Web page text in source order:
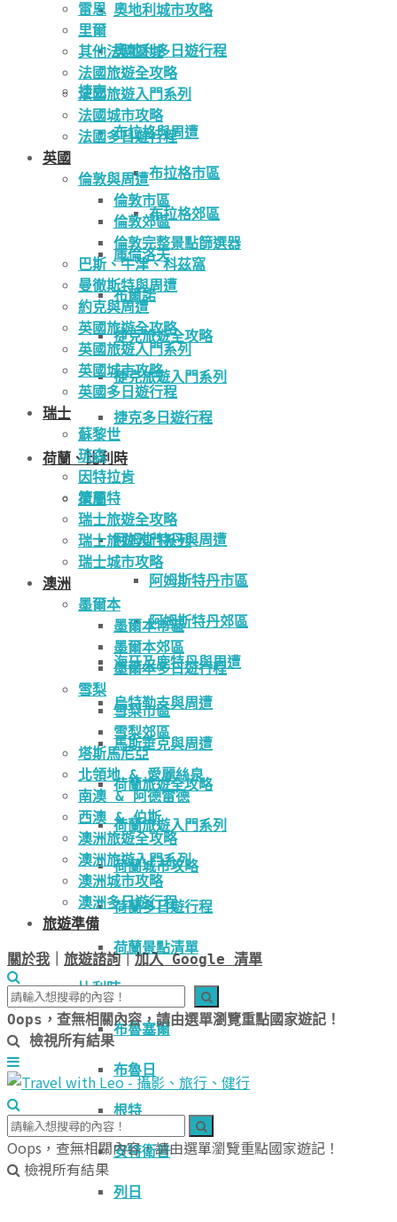
奧地利城市攻略
奧地利多日遊行程
捷克
布拉格與周遭
布拉格市區
布拉格郊區
庫倫洛夫
布爾諾
捷克旅遊全攻略
捷克旅遊入門系列
捷克多日遊行程
荷蘭、比利時
荷蘭
阿姆斯特丹與周遭
阿姆斯特丹市區
阿姆斯特丹郊區
海牙及鹿特丹與周遭
烏特勒支與周遭
馬斯垂克與周遭
荷蘭旅遊全攻略
荷蘭旅遊入門系列
荷蘭城市攻略
荷蘭多日遊行程
荷蘭景點清單
比利時
布魯塞爾
布魯日
根特
安特衛普
列日
雷恩
里爾
其他法國區域
法國旅遊全攻略
法國旅遊入門系列
法國城市攻略
法國多日遊行程
英國
倫敦與周遭
倫敦市區
倫敦郊區
倫敦完整景點篩選器
巴斯、牛津、科茲窩
曼徹斯特與周遭
約克與周遭
英國旅遊全攻略
英國旅遊入門系列
英國城市攻略
英國多日遊行程
瑞士
蘇黎世
琉森
因特拉肯
策馬特
瑞士旅遊全攻略
瑞士旅遊入門系列
瑞士城市攻略
澳洲
墨爾本
墨爾本市區
墨爾本郊區
墨爾本多日遊行程
雪梨
雪梨市區
雪梨郊區
塔斯馬尼亞
北領地 & 愛麗絲泉
南澳 & 阿德雷德
西澳 & 伯斯
澳洲旅遊全攻略
澳洲旅遊入門系列
澳洲城市攻略
澳洲多日遊行程
旅遊準備
關於我 旅遊諮詢｜加入 Google 清單
Oops，查無相關內容，請由選單瀏覽重點國家遊記！
檢視所有結果
Oops，查無相關內容，請由選單瀏覽重點國家遊記！
檢視所有結果